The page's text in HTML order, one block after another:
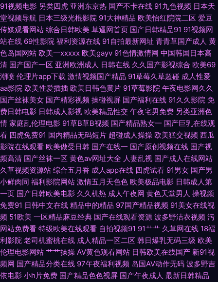
类极品五五分 欧美日韩A级 日韩毛毛片 五月天com 69福利社在线 97AV导航
AV限制级影院 岛国av影院 国产日韩欧美 久久综合一期二期 美日大香蕉A 青
青草精品视频 日韩精品 色综合社区 国产HD在线 黄色美女视频 久草资源福
利战 美女同性色色 日韩视频福利导航 婷婷她六月天 亚洲素人自拍 在线91视
频 51精品视频 国产精品三级片 欧美精品乱 日韩二级网站 五月天激情网图片
在线看91 91视频网站入口 91在线资源 AV伦理福利篇 草莓视频18在线 国产
美女自拍视频 久草资源福利站3 狼友视频aa 欧美精品一级片 97社视频探花
大香蕉网精品 久草免费福利 欧美肏屄电影 欧亚精品导航 丝袜视频 亚洲色图
美腿丝袜 91免费看片神器 俺去啦无码专区 黑丝美女内射和集 狼友大香蕉 欧
美中文日韩 婷婷国产天堂 www很很插 大香蕉超碰 黄色天天干 另类av性爱
欧美另类操遵 亚洲另类五月天 东京热成人在线 九九在线资源网站 欧美国产
91视频电影 另类四虎 亚洲东京热 国产不卡在线 91九色视频 日本天
堂视频导航 日本三级光棍影院 91大神精品 欧美怡红院院二区 爱豆
传媒观看网站 综合日韩欧美 草逼网首页 国产日韩精品91 91视频网
站在线 69性影院 福利资源在线 91自拍最新网址 青青草国产成人 黄
色岛国网站 欧美一xxxxx 欧美gayv 91色情激情网 中国韩国日本高
清 国产国产一区 亚洲欧洲成人 日韩在线 久久国产影视综合 欧美69
潮喷 伦理片app下载 激情视频国产精品 91草莓久草超碰 成人性爱
aa影院 欧美性爱插插 欧美日韩色黄片 91草莓影院 午夜电影网久久
国产丝袜美女 国产精彩视频 操碰视屏 国产福利在线 91久久影院 免
费日韩电影 日韩成人影视 欧美精品性交 午夜宅男免费 另类亚洲色
情 家庭乱伦理电影 91草B草B视频 国产精品熟女一 国产巨乳在线观
看 四虎免费91 国内精品无码短片 超碰成人操操 欧美猛交视频 西瓜
影院在线观看 欧美做受日韩 国产在线一 国产原创视频在线 国产视
频高清 国产丝袜一区 黄色av网址大全 人妻乱视 国产成人在线网站
久草视频资源站 综合五月香 成人app在线 四虎试看 91男女 国产男
小鲜肉同 福利影院网站 激情五月天色色 欧美极品电影 日韩成人第
一页 国产日韩欧美电影 久久机热 成人午夜网 黄色天堂男人 操视频
免费91 日韩中文在线 精品中的精品 97国产精品视频 91美女在线视
频 51欧美 一区精品麻豆经典 国产在线观看资源 波多野洁衣视频 污
网站免费看 特级欧美在线观看 自拍视频91 91艹艹 久草网在线 18福
利影院 老司机蜜桃在线 成人精品一区二区 韩日爆乳无码三级 欧美
伦理电影网站 艹艹操操 AV黄色观看网站 日韩欧美在线国产 新91视
频网 国产精品分类在线 97午夜福利视频 岛国AV动作无码 波多野吉
依电影 小h片免费 国产精品色色视屏 国产午夜成人 最新日韩精品